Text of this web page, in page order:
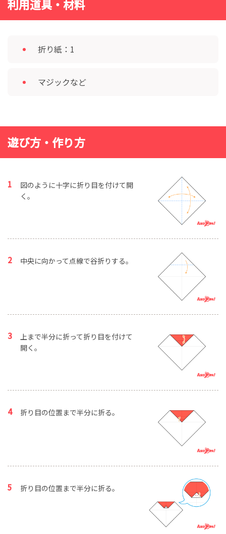
利用道具・材料
折り紙：1
マジックなど
遊び方・作り方
図のように十字に折り目を付けて開
く。
中央に向かって点線で谷折りする。
上まで半分に折って折り目を付けて
開く。
折り目の位置まで半分に折る。
折り目の位置まで半分に折る。